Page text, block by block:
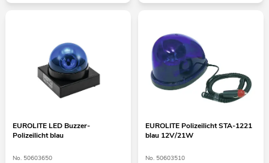
EUROLITE LED Buzzer-
Polizeilicht blau
No. 50603650
EUROLITE Polizeilicht STA-1221
blau 12V/21W
No. 50603510